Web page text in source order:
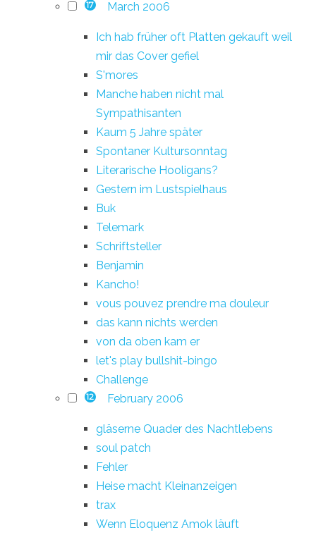
17 March 2006
Ich hab früher oft Platten gekauft weil
mir das Cover gefiel
S'mores
Manche haben nicht mal
Sympathisanten
Kaum 5 Jahre später
Spontaner Kultursonntag
Literarische Hooligans?
Gestern im Lustspielhaus
Buk
Telemark
Schriftsteller
Benjamin
Kancho!
vous pouvez prendre ma douleur
das kann nichts werden
von da oben kam er
let's play bullshit-bingo
Challenge
12 February 2006
gläserne Quader des Nachtlebens
soul patch
Fehler
Heise macht Kleinanzeigen
trax
Wenn Eloquenz Amok läuft